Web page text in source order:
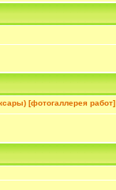
[фотогаллерея работ]